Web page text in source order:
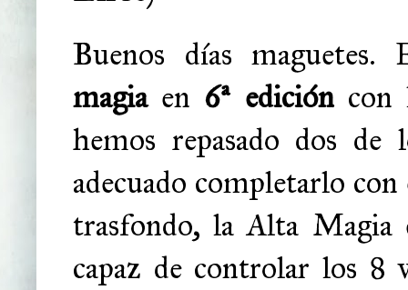
Buenos días
magiaen 6ª edicióncon
hemos repasado dos de
adecuado completarlo
trasfondo, la Alta Magia
capaz de controlar los 8